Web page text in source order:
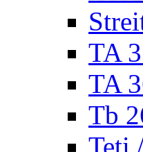
TA
TA
Tb
Teti